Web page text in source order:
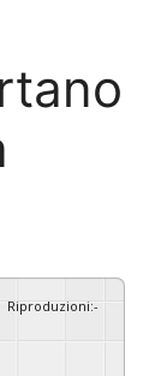
Riproduzioni:-